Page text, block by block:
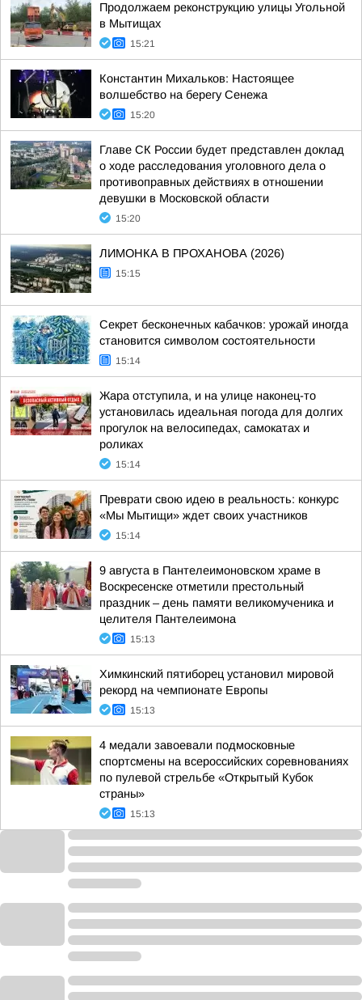
Продолжаем реконструкцию улицы Угольной
в Мытищах
15:21
Константин Михальков: Настоящее
волшебство на берегу Сенежа
15:20
Главе СК России будет представлен доклад
о ходе расследования уголовного дела о
противоправных действиях в отношении
девушки в Московской области
15:20
ЛИМОНКА В ПРОХАНОВА (2026)
15:15
Секрет бесконечных кабачков: урожай иногда
становится символом состоятельности
15:14
Жара отступила, и на улице наконец-то
установилась идеальная погода для долгих
прогулок на велосипедах, самокатах и
роликах
15:14
Преврати свою идею в реальность: конкурс
«Мы Мытищи» ждет своих участников
15:14
9 августа в Пантелеимоновском храме в
Воскресенске отметили престольный
праздник – день памяти великомученика и
целителя Пантелеимона
15:13
Химкинский пятиборец установил мировой
рекорд на чемпионате Европы
15:13
4 медали завоевали подмосковные
спортсмены на всероссийских соревнованиях
по пулевой стрельбе «Открытый Кубок
страны»
15:13